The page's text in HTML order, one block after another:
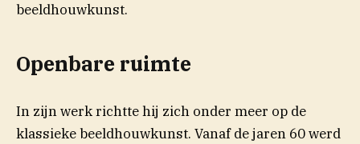
beeldhouwkunst.
Openbare ruimte
In zijn werk richtte hij zich onder meer op de
klassieke beeldhouwkunst. Vanaf de jaren 60 werd